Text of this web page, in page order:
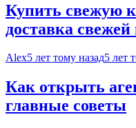
Купить свежую
доставка
Alex5 лет тому назад5 лет
Как открыть
главные советы